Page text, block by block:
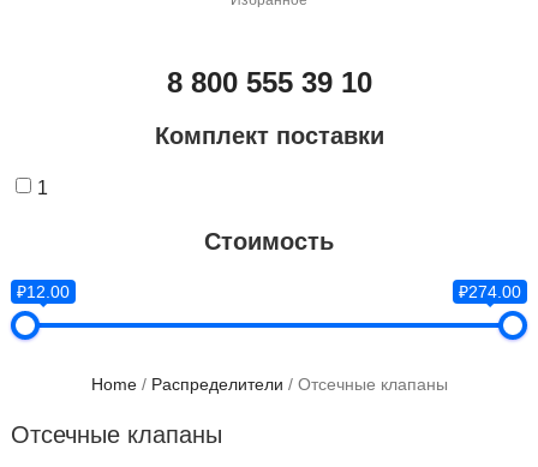
8 800 555 39 10
Комплект поставки
1
Стоимость
₽12.00 ₽274.00
Home/ Распределители / Отсечные клапаны
Отсечные клапаны